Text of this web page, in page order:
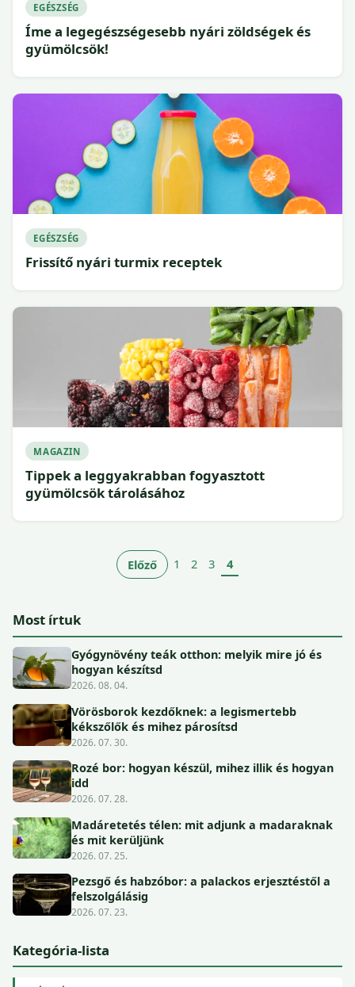
EGÉSZSÉG
Íme a legegészségesebb nyári zöldségek és
gyümölcsök!
EGÉSZSÉG
Frissítő nyári turmix receptek
MAGAZIN
Tippek a leggyakrabban fogyasztott
gyümölcsök tárolásához
Előző 1 2 3 4
Most írtuk
Gyógynövény teák otthon: melyik mire jó és
hogyan készítsd
2026. 08. 04.
Vörösborok kezdőknek: a legismertebb
kékszőlők és mihez párosítsd
2026. 07. 30.
Rozé bor: hogyan készül, mihez illik és hogyan
idd
2026. 07. 28.
Madáretetés télen: mit adjunk a madaraknak
és mit kerüljünk
2026. 07. 25.
Pezsgő és habzóbor: a palackos erjesztéstől a
felszolgálásig
2026. 07. 23.
Kategória-lista